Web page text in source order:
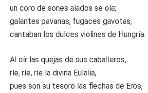
un coro de sones alados se oía;
galantes pavanas, fugaces gavotas,
cantaban los dulces violines de Hungría.
Al oír las quejas de sus caballeros,
ríe, ríe, ríe la divina Eulalia,
pues son su tesoro las flechas de Eros,